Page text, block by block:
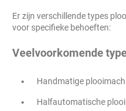
Er zijn verschillende types
voor specifieke behoeften:
Veelvoorkomende
Handmatige
Halfautomatische